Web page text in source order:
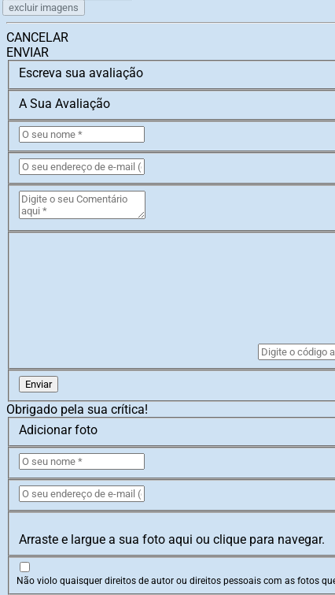
excluir imagens
CANCELAR
ENVIAR
Escreva sua avaliação
A Sua Avaliação
Enviar
Obrigado pela sua crítica!
Adicionar foto
Arraste e largue a sua foto aqui ou clique para navegar.
Não violo quaisquer direitos de autor ou direitos pessoais com as fotos